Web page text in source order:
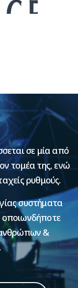
σε μία από
τομέα της, ενώ
ρυθμούς.
συστήματα
&